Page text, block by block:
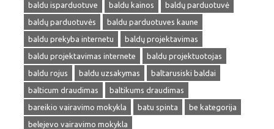
baldu isparduotuve
baldu kainos
baldų parduotuvė
baldų parduotuvės
baldu parduotuves kaune
baldu prekyba internetu
baldų projektavimas
baldu projektavimas internete
baldu projektuotojas
baldu rojus
baldu uzsakymas
baltarusiski baldai
balticum draudimas
baltikums draudimas
bareikio vairavimo mokykla
batu spinta
be kategorija
belejevo vairavimo mokykla